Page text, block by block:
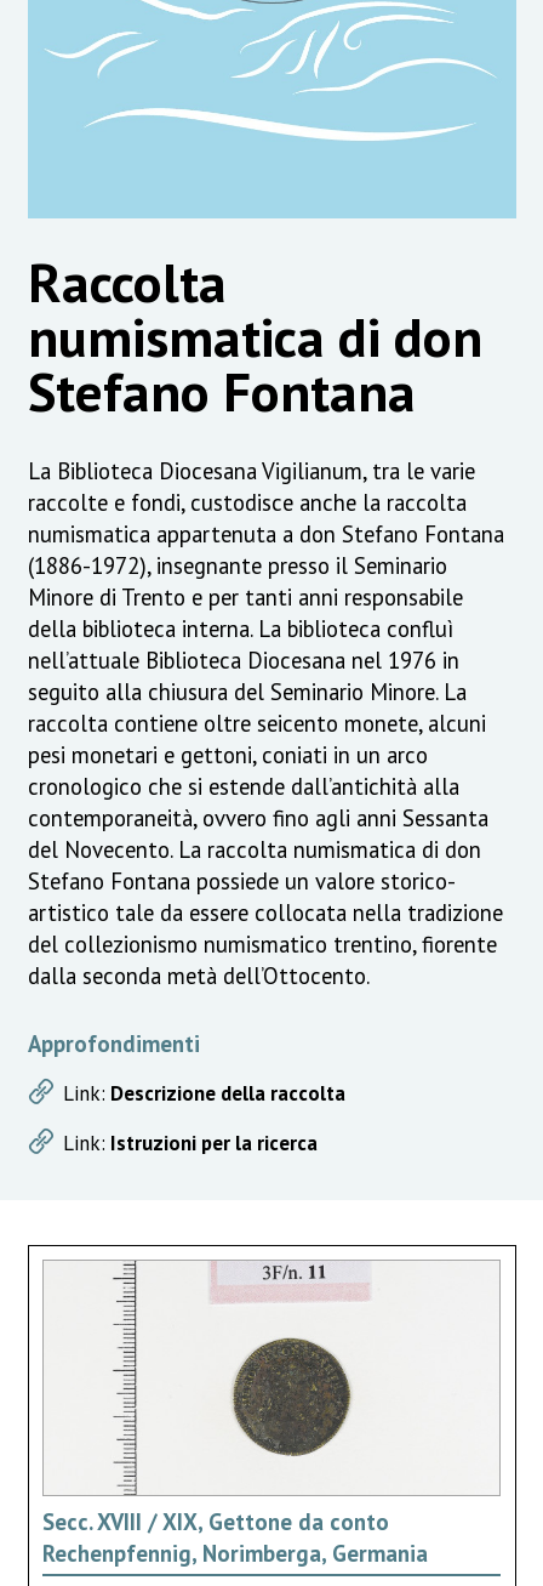
Raccolta
numismatica di don
Stefano Fontana
La Biblioteca Diocesana Vigilianum, tra le varie
raccolte e fondi, custodisce anche la raccolta
numismatica appartenuta a don Stefano Fontana
(1886-1972), insegnante presso il Seminario
Minore di Trento e per tanti anni responsabile
della biblioteca interna. La biblioteca confluì
nell’attuale Biblioteca Diocesana nel 1976 in
seguito alla chiusura del Seminario Minore. La
raccolta contiene oltre seicento monete, alcuni
pesi monetari e gettoni, coniati in un arco
cronologico che si estende dall’antichità alla
contemporaneità, ovvero fino agli anni Sessanta
del Novecento. La raccolta numismatica di don
Stefano Fontana possiede un valore storico-
artistico tale da essere collocata nella tradizione
del collezionismo numismatico trentino, fiorente
dalla seconda metà dell’Ottocento.
Approfondimenti
Link: Descrizione della raccolta
Link: Istruzioni per la ricerca
Secc. XVIII / XIX, Gettone da conto
Rechenpfennig, Norimberga, Germania